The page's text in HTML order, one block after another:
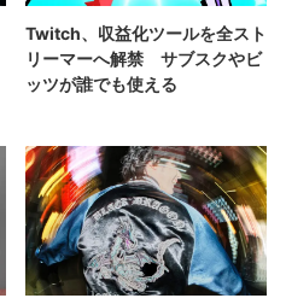
Twitch、収益化ツールを全スト
リーマーへ解禁 サブスクやビ
ッツが誰でも使える